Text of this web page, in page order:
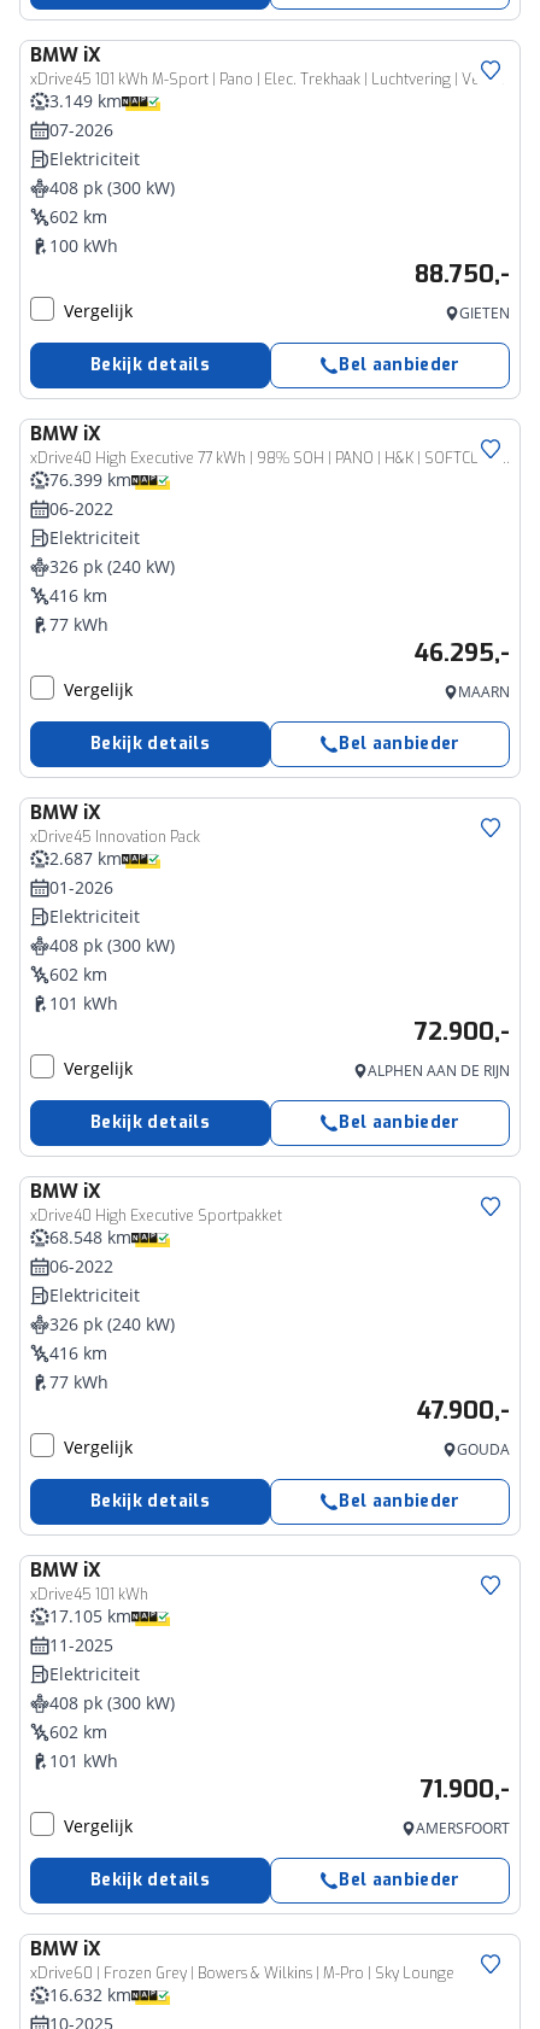
BMW iX
xDrive45 101 kWh M-Sport | Pano | Elec. Trekhaak | Luchtvering | Verlichte gril | Stoelverw. en koeling, | Achterbankverw. | Softclose, Meesturende achteras, Harman Kardon, 36 maanden Fabrieksgarantie NL-Auto, Service Inclusive
3.149 km
07-2026
Elektriciteit
408 pk (300 kW)
602 km
100 kWh
88.750,-
Vergelijk GIETEN
Bekijk details Bel aanbieder
BMW iX
xDrive40 High Executive 77 kWh | 98% SOH | PANO | H&K | SOFTCLOSE | 360º CAM | LASER LIGHT |
76.399 km
06-2022
Elektriciteit
326 pk (240 kW)
416 km
77 kWh
46.295,-
Vergelijk MAARN
Bekijk details Bel aanbieder
BMW iX
xDrive45 Innovation Pack
2.687 km
01-2026
Elektriciteit
408 pk (300 kW)
602 km
101 kWh
72.900,-
Vergelijk ALPHEN AAN DE RIJN
Bekijk details Bel aanbieder
BMW iX
xDrive40 High Executive Sportpakket
68.548 km
06-2022
Elektriciteit
326 pk (240 kW)
416 km
77 kWh
47.900,-
Vergelijk GOUDA
Bekijk details Bel aanbieder
BMW iX
xDrive45 101 kWh
17.105 km
11-2025
Elektriciteit
408 pk (300 kW)
602 km
101 kWh
71.900,-
Vergelijk AMERSFOORT
Bekijk details Bel aanbieder
BMW iX
xDrive60 | Frozen Grey | Bowers & Wilkins | M-Pro | Sky Lounge
16.632 km
10-2025